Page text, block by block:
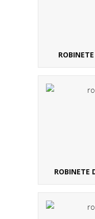
ROBINETE